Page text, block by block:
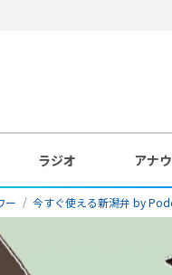
ラジオ アナ
ー 今すぐ使える新潟弁 by